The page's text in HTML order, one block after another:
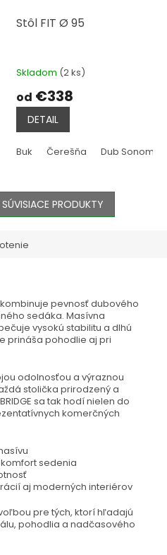
Tmavo hnedá Biela
Stôl FIT Ø 95
Skladom (2 ks)
od €338
DETAIL
Buk Čerešňa Dub Sonoma
PRODUKTY
kombinuje pevnosť dubového
sedáka. Masívna
vysokú stabilitu a dlhú
prináša pohodlie aj pri
odolnosťou a výraznou
stolička prirodzený a
sa tak hodí nielen do
komerčných
sedenia
aj moderných interiérov
pre tých, ktorí hľadajú
pohodlia a nadčasového